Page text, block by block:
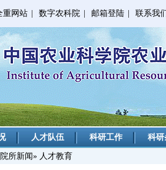
重网站 数字农科院 邮箱登陆 联系我
人才队伍 科研工作 科
院所新闻» 人才教育